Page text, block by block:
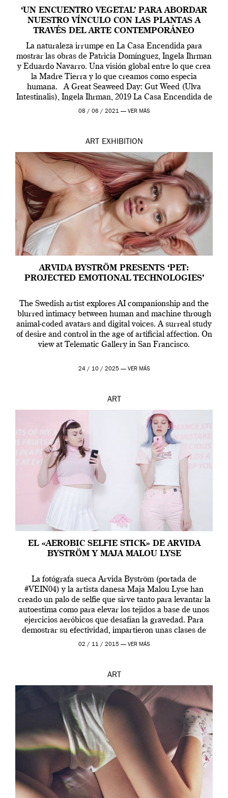
‘UN ENCUENTRO VEGETAL’ PARA ABORDAR
NUESTRO VÍNCULO CON LAS PLANTAS A
TRAVÉS DEL ARTE CONTEMPORÁNEO
La naturaleza irrumpe en La Casa Encendida para
mostrar las obras de Patricia Domínguez, Ingela Ihrman
y Eduardo Navarro. Una visión global entre lo que crea
la Madre Tierra y lo que creamos como especia
humana. A Great Seaweed Day: Gut Weed (Ulva
Intestinalis), Ingela Ihrman, 2019 La Casa Encendida de
Madrid y la Wellcome […]
08 / 06 / 2021 — VER MÁS
ART EXHIBITION
ARVIDA BYSTRÖM PRESENTS ‘PET:
PROJECTED EMOTIONAL TECHNOLOGIES’
The Swedish artist explores AI companionship and the
blurred intimacy between human and machine through
animal-coded avatars and digital voices. A surreal study
of desire and control in the age of artificial affection. On
view at Telematic Gallery in San Francisco.
24 / 10 / 2025 — VER MÁS
ART
EL «AEROBIC SELFIE STICK» DE ARVIDA
BYSTRÖM Y MAJA MALOU LYSE
La fotógrafa sueca Arvida Byström (portada de
#VEIN04) y la artista danesa Maja Malou Lyse han
creado un palo de selfie que sirve tanto para levantar la
autoestima como para elevar los tejidos a base de unos
ejercicios aeróbicos que desafían la gravedad. Para
demostrar su efectividad, impartieron unas clases de
prueba en el Tate […]
02 / 11 / 2015 — VER MÁS
ART